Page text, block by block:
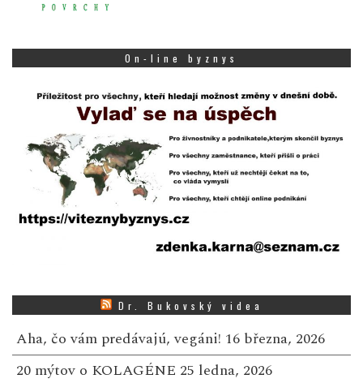
On-line byznys
Dr. Bukovský videa
Aha, čo vám predávajú, vegáni! 16 března, 2026
20 mýtov o KOLAGÉNE 25 ledna, 2026